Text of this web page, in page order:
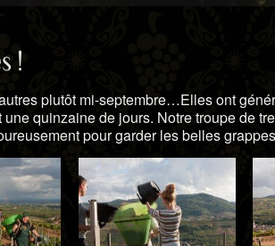
!
plutôt mi-septembre…Elles ont
quinzaine de jours. Notre troupe de
pour garder les belles